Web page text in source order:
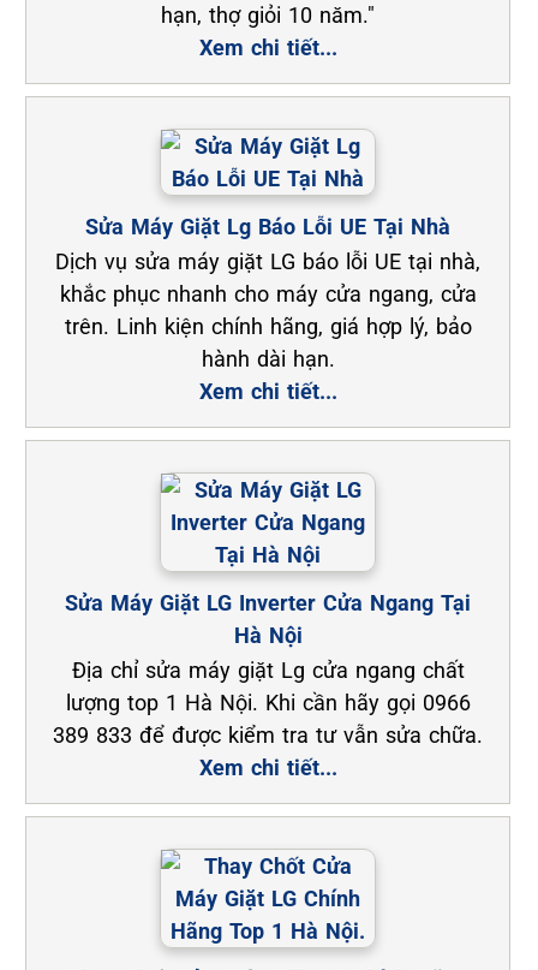
hạn, thợ giỏi 10 năm."
Xem chi tiết...
Sửa Máy Giặt Lg Báo Lỗi UE Tại Nhà
Dịch vụ sửa máy giặt LG báo lỗi UE tại nhà,
khắc phục nhanh cho máy cửa ngang, cửa
trên. Linh kiện chính hãng, giá hợp lý, bảo
hành dài hạn.
Xem chi tiết...
Sửa Máy Giặt LG Inverter Cửa Ngang Tại
Hà Nội
Địa chỉ sửa máy giặt Lg cửa ngang chất
lượng top 1 Hà Nội. Khi cần hãy gọi 0966
389 833 để được kiểm tra tư vẫn sửa chữa.
Xem chi tiết...